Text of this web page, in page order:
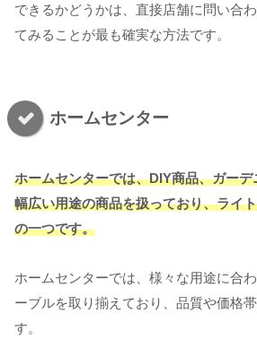
できるかどうかは、直接店舗に問い合
てみることが最も確実な方法です。
ホームセンター
ホームセンターでは、DIY商品、ガー
幅広い用途の商品を扱っており、ライ
の一つです。
ホームセンターでは、様々な用途に合
ーブルを取り揃えており、品質や価格
す。